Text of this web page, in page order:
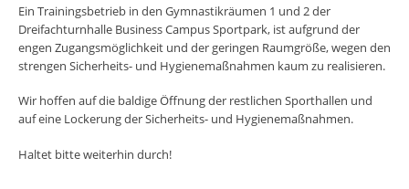
Ein Trainingsbetrieb in den Gymnastikräumen 1 und 2 der
Dreifachturnhalle Business Campus Sportpark, ist aufgrund der
engen Zugangsmöglichkeit und der geringen Raumgröße, wegen den
strengen Sicherheits- und Hygienemaßnahmen kaum zu realisieren.
Wir hoffen auf die baldige Öffnung der restlichen Sporthallen und
auf eine Lockerung der Sicherheits- und Hygienemaßnahmen.
Haltet bitte weiterhin durch!